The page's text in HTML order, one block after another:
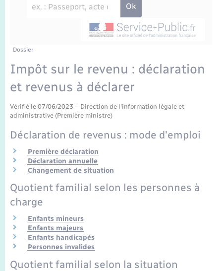
Etat-civil - Papiers - Citoyenneté
Parrainage civil
Recensement
Concessions funéraires
Nouvel habitant
Numérique
Organisation d’événement
Sécurité - Prévention
Seniors
Transports
Transports scolaires
Voirie et espace public
Travaux - Autorisation d’occupation de l’espace
Plan interactif
La Communauté de communes
Dossier
Impôt sur le revenu : déclaration
et revenus à déclarer
Vérifié le 07/06/2023 – Direction de l'information légale et
administrative (Première ministre)
Déclaration de revenus : mode d'emploi
Première déclaration
Déclaration annuelle
Changement de situation
Quotient familial selon les personnes à
charge
Enfants mineurs
Enfants majeurs
Enfants handicapés
Personnes invalides
Quotient familial selon la situation